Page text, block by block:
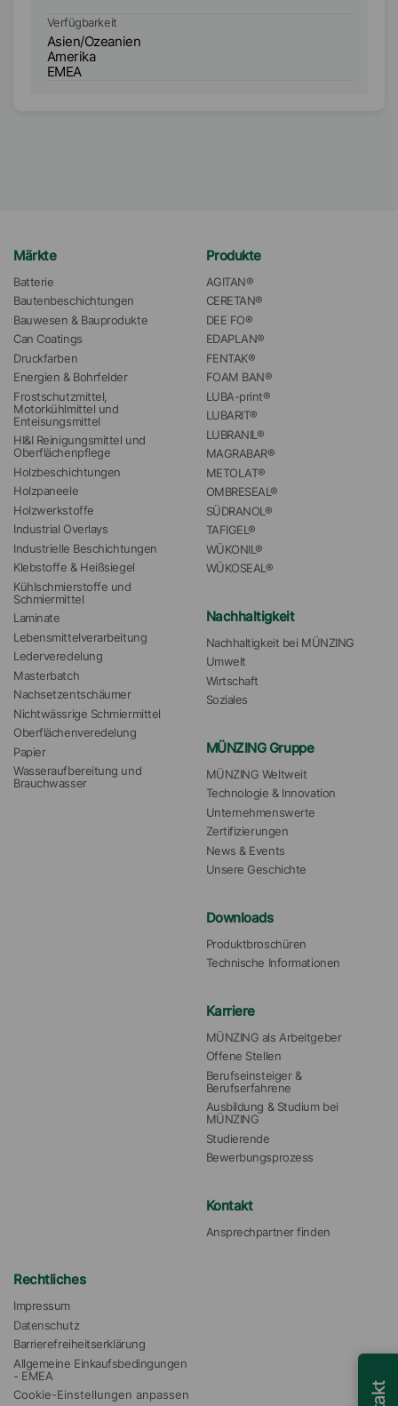
Verfügbarkeit
Asien/Ozeanien
Amerika
EMEA
Märkte
Batterie
Bautenbeschichtungen
Bauwesen & Bauprodukte
Can Coatings
Druckfarben
Energien & Bohrfelder
Frostschutzmittel,
Motorkühlmittel und
Enteisungsmittel
HI&I Reinigungsmittel und
Oberflächenpflege
Holzbeschichtungen
Holzpaneele
Holzwerkstoffe
Industrial Overlays
Industrielle Beschichtungen
Klebstoffe & Heißsiegel
Kühlschmierstoffe und
Schmiermittel
Laminate
Lebensmittelverarbeitung
Lederveredelung
Masterbatch
Nachsetzentschäumer
Nichtwässrige Schmiermittel
Oberflächenveredelung
Papier
Wasseraufbereitung und
Brauchwasser
Produkte
AGITAN®
CERETAN®
DEE FO®
EDAPLAN®
FENTAK®
FOAM BAN®
LUBA-print®
LUBARIT®
LUBRANIL®
MAGRABAR®
METOLAT®
OMBRESEAL®
SÜDRANOL®
TAFIGEL®
WÜKONIL®
WÜKOSEAL®
Nachhaltigkeit
Nachhaltigkeit bei MÜNZING
Umwelt
Wirtschaft
Soziales
MÜNZING Gruppe
MÜNZING Weltweit
Technologie & Innovation
Unternehmenswerte
Zertifizierungen
News & Events
Unsere Geschichte
Downloads
Produktbroschüren
Technische Informationen
Karriere
MÜNZING als Arbeitgeber
Offene Stellen
Berufseinsteiger &
Berufserfahrene
Ausbildung & Studium bei
MÜNZING
Studierende
Bewerbungsprozess
Kontakt
Ansprechpartner finden
Rechtliches
Impressum
Datenschutz
Barrierefreiheitserklärung
Allgemeine Einkaufsbedingungen
- EMEA
Cookie-Einstellungen anpassen